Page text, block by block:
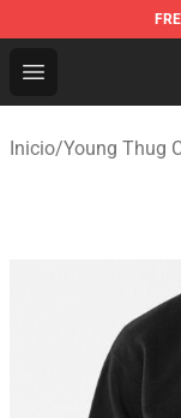
Open menu
Young Thug
Inicio/Young Thug